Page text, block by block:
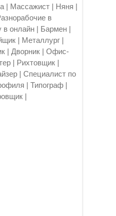
| Массажист | Няня |
в
в онлайн | Бармен |
| Металлург |
| Дворник | Офис-
| Рихтовщик |
| Специалист по
| Типограф |
|